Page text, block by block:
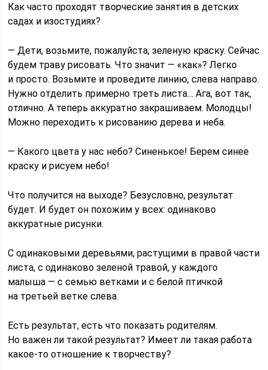
Как часто проходят творческие занятия в детских
садах и изостудиях?
— Дети, возьмите, пожалуйста, зеленую краску. Сейчас
будем траву рисовать. Что значит — «как»? Легко
и просто. Возьмите и проведите линию, слева направо.
Нужно отделить примерно треть листа… Ага, вот так,
отлично. А теперь аккуратно закрашиваем. Молодцы!
Можно переходить к рисованию дерева и неба.
— Какого цвета у нас небо? Синенькое! Берем синее
краску и рисуем небо!
Что получится на выходе? Безусловно, результат
будет. И будет он похожим у всех: одинаково
аккуратные рисунки.
С одинаковыми деревьями, растущими в правой части
листа, с одинаково зеленой травой, у каждого
малыша — с семью ветками и с белой птичкой
на третьей ветке слева.
Есть результат, есть что показать родителям.
Но важен ли такой результат? Имеет ли такая работа
какое-то отношение к творчеству?